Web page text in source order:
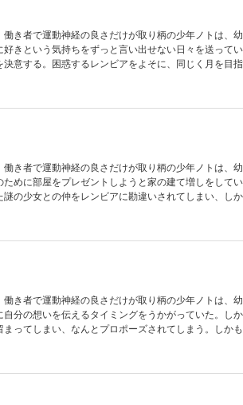
き者で運動神経の良さだけが取り柄の少年ノトは、
きという気持ちをずっと言い出せない日々を送って
意する。困惑するレンビアをよそに、同じく月を目
き者で運動神経の良さだけが取り柄の少年ノトは、
めに部屋をプレゼントしようと家の建て増しをして
の少女との仲をレンビアに勘違いされてしまい、し
き者で運動神経の良さだけが取り柄の少年ノトは、
分の想いを伝えるタイミングをうかがっていた。し
ってしまい、なんとプロポーズされてしまう。しか